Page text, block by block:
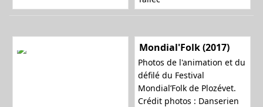
Mondial'Folk (2017)
Photos de l'animation et du
défilé du Festival
Mondial’Folk de Plozévet.
Crédit photos : Danserien